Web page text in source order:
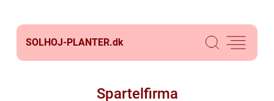
SOLHOJ-PLANTER.dk
Spartelfirma